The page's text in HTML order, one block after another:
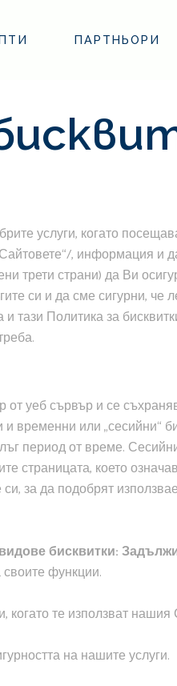
ПАРТНЬОРИ
услуги, когато
, информация
трети страни) да Ви
си и да сме сигурни, че
тази Политика за
уеб сървър и се
или „сесийни“
период от време.
страницата, което
за да подобрят
бисквитки:
функции.
когато те използват
на нашите услуги.